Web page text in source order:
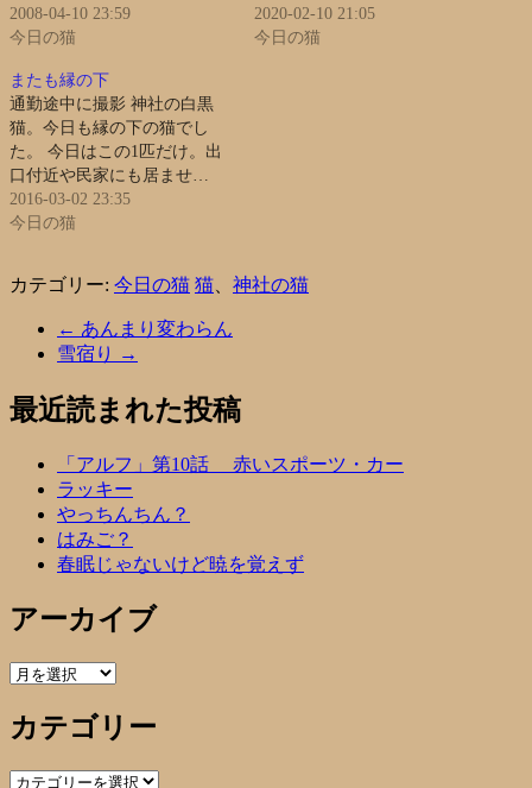
2008-04-10 23:59
今日の猫
2020-02-10 21:05
今日の猫
またも縁の下
通勤途中に撮影 神社の白黒
猫。今日も縁の下の猫でし
た。 今日はこの1匹だけ。出
口付近や民家にも居ませ…
2016-03-02 23:35
今日の猫
カテゴリー: 今日の猫 猫 神社の猫
← あんまり変わらん
雪宿り
→
最近読まれた投稿
「アルフ」第10話 赤いスポーツ・カー
ラッキー
やっちんちん？
はみご？
春眠じゃないけど暁を覚えず
アーカイブ
ア
カ
イ
ブ
カテゴリー
カ